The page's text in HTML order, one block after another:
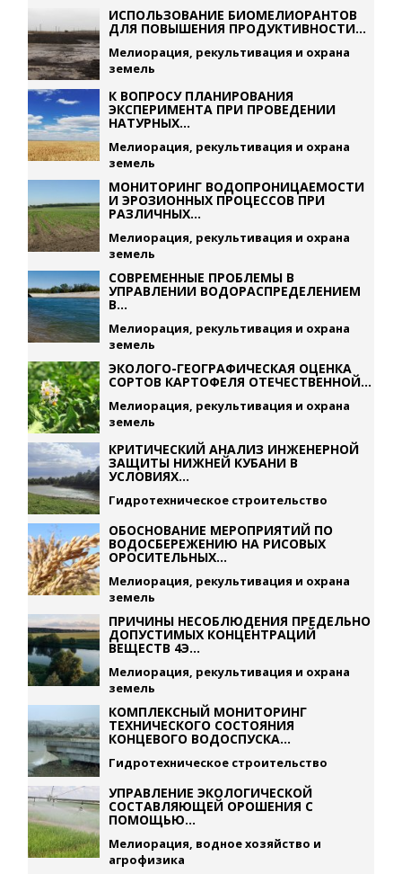
ИСПОЛЬЗОВАНИЕ БИОМЕЛИОРАНТОВ
ДЛЯ ПОВЫШЕНИЯ ПРОДУКТИВНОСТИ...
Мелиорация, рекультивация и охрана
земель
К ВОПРОСУ ПЛАНИРОВАНИЯ
ЭКСПЕРИМЕНТА ПРИ ПРОВЕДЕНИИ
НАТУРНЫХ...
Мелиорация, рекультивация и охрана
земель
МОНИТОРИНГ ВОДОПРОНИЦАЕМОСТИ
И ЭРОЗИОННЫХ ПРОЦЕССОВ ПРИ
РАЗЛИЧНЫХ...
Мелиорация, рекультивация и охрана
земель
СОВРЕМЕННЫЕ ПРОБЛЕМЫ В
УПРАВЛЕНИИ ВОДОРАСПРЕДЕЛЕНИЕМ
В...
Мелиорация, рекультивация и охрана
земель
ЭКОЛОГО-ГЕОГРАФИЧЕСКАЯ ОЦЕНКА
СОРТОВ КАРТОФЕЛЯ ОТЕЧЕСТВЕННОЙ...
Мелиорация, рекультивация и охрана
земель
КРИТИЧЕСКИЙ АНАЛИЗ ИНЖЕНЕРНОЙ
ЗАЩИТЫ НИЖНЕЙ КУБАНИ В
УСЛОВИЯХ...
Гидротехническое строительство
ОБОСНОВАНИЕ МЕРОПРИЯТИЙ ПО
ВОДОСБЕРЕЖЕНИЮ НА РИСОВЫХ
ОРОСИТЕЛЬНЫХ...
Мелиорация, рекультивация и охрана
земель
ПРИЧИНЫ НЕСОБЛЮДЕНИЯ ПРЕДЕЛЬНО
ДОПУСТИМЫХ КОНЦЕНТРАЦИЙ
ВЕЩЕСТВ 4Э...
Мелиорация, рекультивация и охрана
земель
КОМПЛЕКСНЫЙ МОНИТОРИНГ
ТЕХНИЧЕСКОГО СОСТОЯНИЯ
КОНЦЕВОГО ВОДОСПУСКА...
Гидротехническое строительство
УПРАВЛЕНИЕ ЭКОЛОГИЧЕСКОЙ
СОСТАВЛЯЮЩЕЙ ОРОШЕНИЯ С
ПОМОЩЬЮ...
Мелиорация, водное хозяйство и
агрофизика